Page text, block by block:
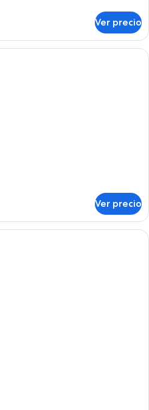
Ver precio
Una habitación de hotel moderna
Ver precio